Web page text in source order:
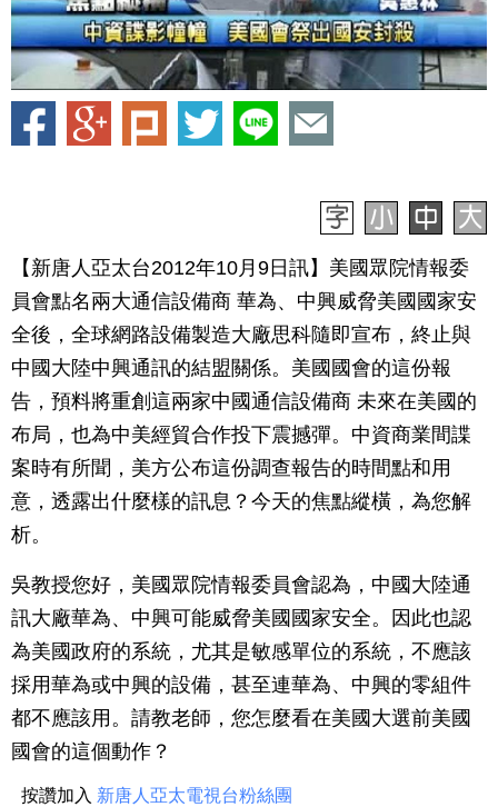
【新唐人亞太台2012年10月9日訊】美國眾院情報委
員會點名兩大通信設備商 華為、中興威脅美國國家安
全後，全球網路設備製造大廠思科隨即宣布，終止與
中國大陸中興通訊的結盟關係。美國國會的這份報
告，預料將重創這兩家中國通信設備商 未來在美國的
布局，也為中美經貿合作投下震撼彈。中資商業間諜
案時有所聞，美方公布這份調查報告的時間點和用
意，透露出什麼樣的訊息？今天的焦點縱橫，為您解
析。
吳教授您好，美國眾院情報委員會認為，中國大陸通
訊大廠華為、中興可能威脅美國國家安全。因此也認
為美國政府的系統，尤其是敏感單位的系統，不應該
採用華為或中興的設備，甚至連華為、中興的零組件
都不應該用。請教老師，您怎麼看在美國大選前美國
國會的這個動作？
按讚加入 新唐人亞太電視台粉絲團